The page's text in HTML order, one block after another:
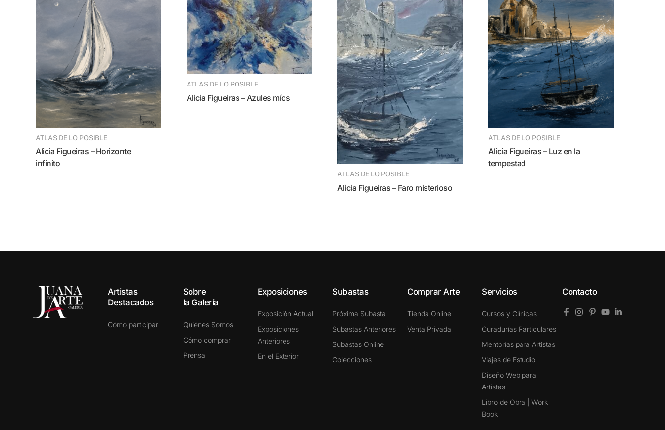
ATLAS DE LO POSIBLE
Alicia Figueiras – Horizonte
infinito
ATLAS DE LO POSIBLE
Alicia Figueiras – Azules míos
ATLAS DE LO POSIBLE
Alicia Figueiras – Faro misterioso
ATLAS DE LO POSIBLE
Alicia Figueiras – Luz en la
tempestad
Artistas
Destacados
Cómo participar
Sobre
la Galería
Quiénes Somos
Cómo comprar
Prensa
Exposiciones
Exposición Actual
Exposiciones
Anteriores
En el Exterior
Subastas
Próxima Subasta
Subastas Anteriores
Subastas Online
Colecciones
Comprar Arte
Tienda Online
Venta Privada
Servicios
Cursos y Clínicas
Curadurías Particulares
Mentorías para Artistas
Viajes de Estudio
Diseño Web para
Artistas
Libro de Obra | Work
Book
Contacto